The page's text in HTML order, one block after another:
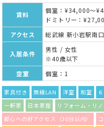
賃料
個室：¥34,000～
ドミトリー：
アクセス
総武線 新小岩駅南
入居条件
男性 / 女性
※40歳以下
空室
個室：1
家具付き 無線LAN 洋室 和室
一軒家
日本家屋 リフォーム・リ
都心への好アクセス（30分以内）